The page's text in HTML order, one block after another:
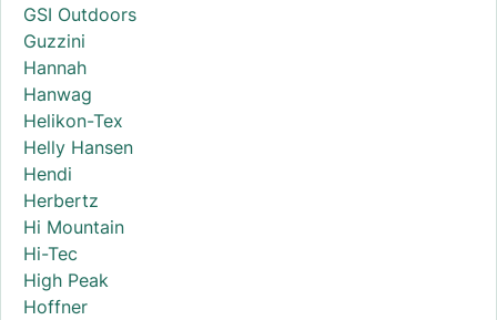
GSI Outdoors
Guzzini
Hannah
Hanwag
Helikon-Tex
Helly Hansen
Hendi
Herbertz
Hi Mountain
Hi-Tec
High Peak
Hoffner